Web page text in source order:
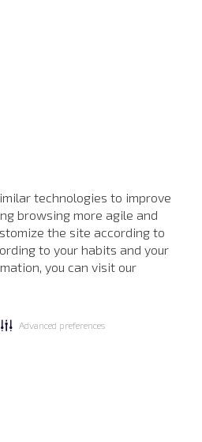
technologies to improve
browsing more agile and
the site according to
to your habits and your
you can visit our
Advanced preferences